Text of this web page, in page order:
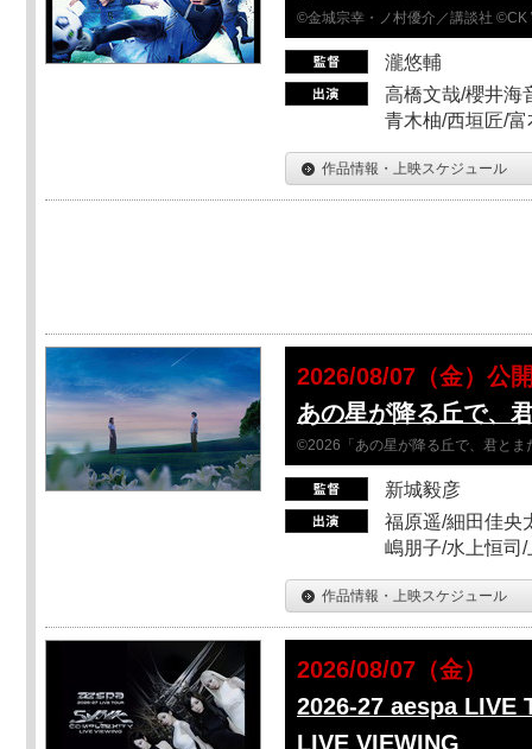
©金城宗幸・ノ村優介／講談社 ©CK
瀧悠輔
高橋文哉/櫻井海
青木柚/西垣匠/
作品情報・上映スケジュール
2026/08/07（金）公
あの星が降る丘で、
©2026「あの星が降る丘で、君とま
新城毅彦
福原遥/細田佳央
嶋朋子/水上恒司
作品情報・上映スケジュール
2026/08/07（金）
2026-27 aespa LIVE
LIVE VIEWING